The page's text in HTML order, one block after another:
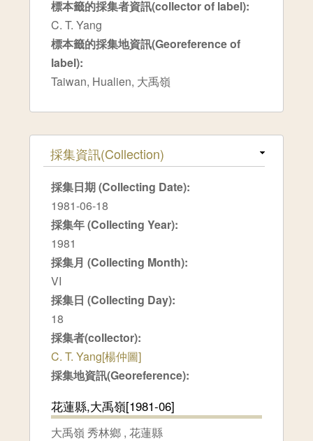
標本籤的採集者資訊(collector of label):
C. T. Yang
標本籤的採集地資訊(Georeference of
label):
Taiwan, Hualien, 大禹嶺
隱藏
採集資訊(Collection)
採集日期 (Collecting Date):
1981-06-18
採集年 (Collecting Year):
1981
採集月 (Collecting Month):
VI
採集日 (Collecting Day):
18
採集者(collector):
C. T. Yang[楊仲圖]
採集地資訊(Georeference):
花蓮縣,大禹嶺[1981-06]
大禹嶺 秀林鄉 ,花蓮縣